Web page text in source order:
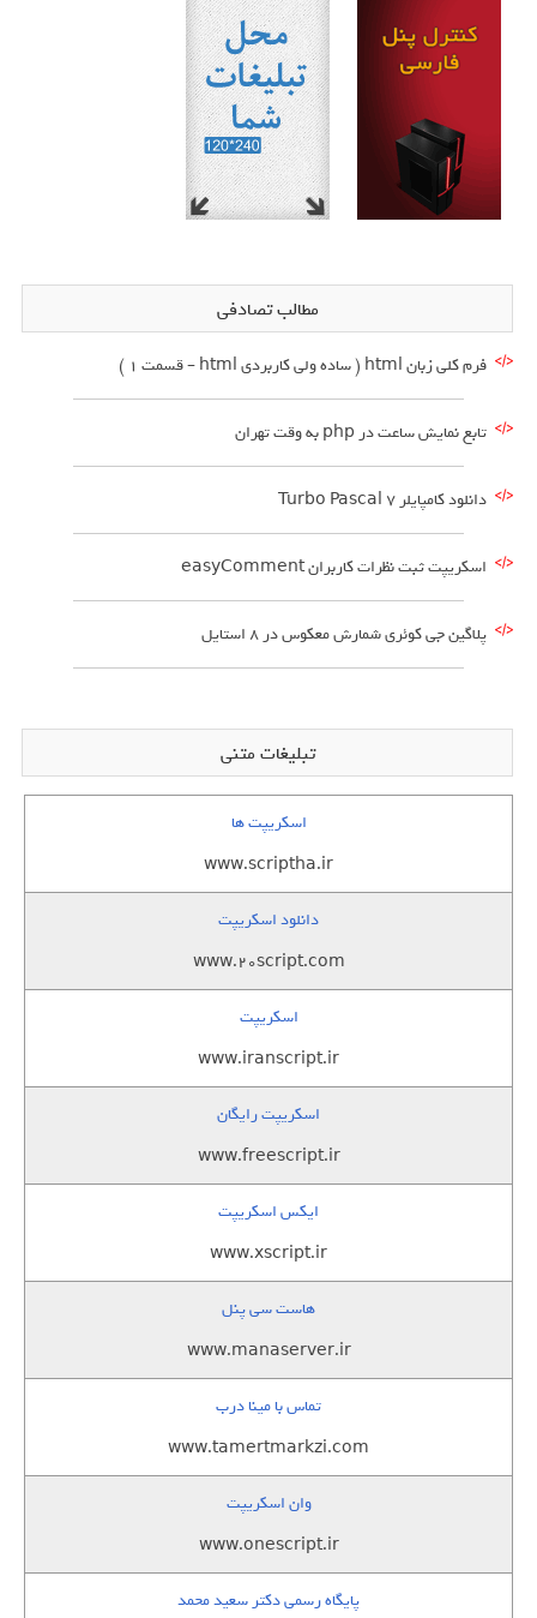
مطالب تصادفی
فرم کلی زبان html ( ساده ولی کاربردی html – قسمت 1 )
تابع نمایش ساعت در php به وقت تهران
دانلود کامپایلر Turbo Pascal 7
اسکریپت ثبت نظرات کاربران easyComment
پلاگین جی کوئری شمارش معکوس در 8 استایل
تبلیغات متنی
اسکریپت ها
www.scriptha.ir
دانلود اسکریپت
www.20script.com
اسکریپت
www.iranscript.ir
اسکریپت رایگان
www.freescript.ir
ایکس اسکریپت
www.xscript.ir
هاست سی پنل
www.manaserver.ir
تماس با مینا درب
www.tamertmarkzi.com
وان اسکریپت
www.onescript.ir
پایگاه رسمی دکتر سعید محمد